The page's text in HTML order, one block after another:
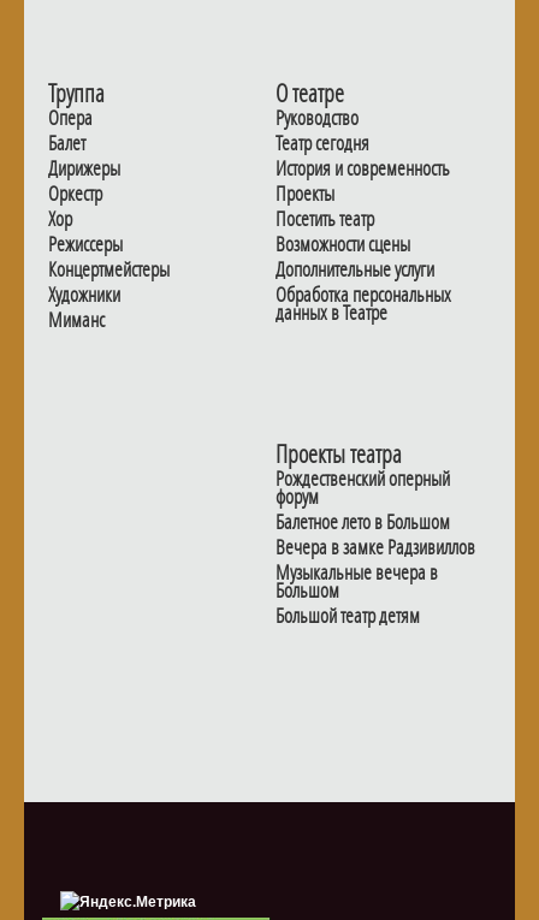
Труппа
Опера
Балет
Дирижеры
Оркестр
Хор
Режиссеры
Концертмейстеры
Художники
Миманс
О театре
Руководство
Театр сегодня
История и современность
Проекты
Посетить театр
Возможности сцены
Дополнительные услуги
Обработка персональных
данных в Театре
Проекты театра
Рождественский оперный
форум
Балетное лето в Большом
Вечера в замке Радзивиллов
Музыкальные вечера в
Большом
Большой театр детям